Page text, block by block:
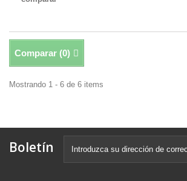
Comparar (0)
Mostrando 1 - 6 de 6 items
Boletín